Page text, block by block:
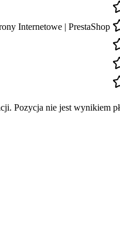
Internetowe | PrestaShop
Pozycja nie jest wynikiem